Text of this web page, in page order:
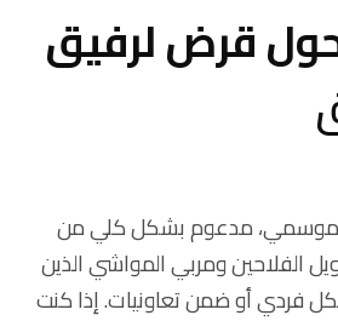
قرض لرفيق
مدعوم بشكل كلي من
الفلاحين ومربي المواشي الذين
فردي أو ضمن تعاونيات. إذا كنت